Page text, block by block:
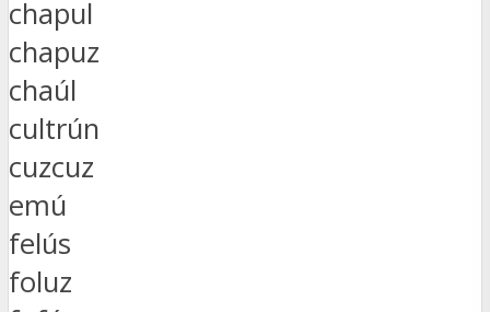
chapul
chapuz
chaúl
cultrún
cuzcuz
emú
felús
foluz